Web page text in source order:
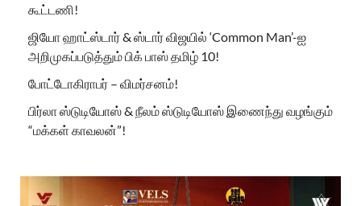
கூட்டணி!
ஜியோ ஹாட்ஸ்டார் & ஸ்டார் விஜயில் ‘Common Man’-ஐ
அறிமுகப்படுத்தும் பிக் பாஸ் தமிழ் 10!
போட்டோகிராபர் – விமர்சனம்!
பிர்லா ஸ்டுடியோஸ் & நீலம் ஸ்டுடியோஸ் இணைந்து வழங்கும்
“மக்கள் காவலன்”!